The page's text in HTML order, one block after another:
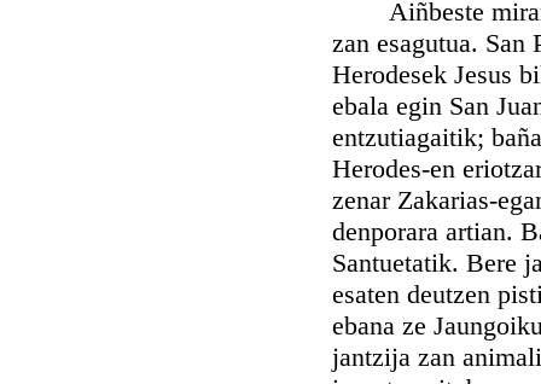
Aiñbeste mirari
zan esagutua.
Herodesek Jesus
ebala egin San
entzutiagaitik;
Herodes-en
zenar Zakarias-
denporara artian.
Santuetatik. Bere
esaten deutzen
ebana ze
jantzija zan